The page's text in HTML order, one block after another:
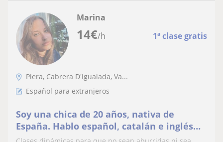
14€/h 1ª clase gratis
Marina
Piera, Cabrera D'igualada, Va...
Español para extranjeros
Soy una chica de 20 años, nativa de
España. Hablo español, catalán e inglés
nivel First